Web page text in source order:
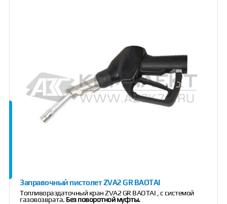
Заправочный пистолет ZVA2 GR BAOTAI
Топливораздаточный кран ZVA2 GR BAOTAI , с системой
газовозврата. Без поворотной муфты.